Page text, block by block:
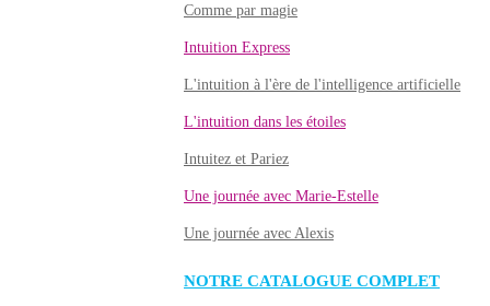
Comme par magie
Intuition Express
L'intuition à l'ère de l'intelligence artificielle
L'intuition dans les étoiles
Intuitez et Pariez
Une journée avec Marie-Estelle
Une journée avec Alexis
NOTRE CATALOGUE COMPLET